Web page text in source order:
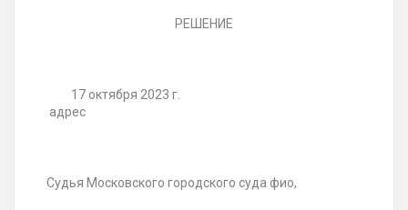
РЕШЕНИЕ
17 октября 2023 г.
адрес
Судья Московского городского суда фио,